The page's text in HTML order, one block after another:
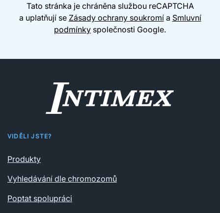
Tato stránka je chráněna službou reCAPTCHA
a uplatňují se Zásady ochrany soukromía Smluvní
podmínky společnosti Google.
VIDĚLI JSTE?
Produkty
Vyhledávání dle chromozomů
Poptat spolupráci